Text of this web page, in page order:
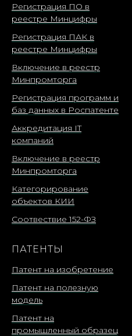
Регистрация ПО в
реестре Минцифры
Регистрация ПАК в
реестре Минцифры
Включение в реестр
Минпромторга
Регистрация программ и
баз данных в Роспатенте
Аккредитация IT
компаний
Включение в реестр
Минпромторга
Категорирование
объектов КИИ
Соотвествие 152-ФЗ
ПАТЕНТЫ
Патент на изобретение
Патент на полезную
модель
Патент на
промышленный образец